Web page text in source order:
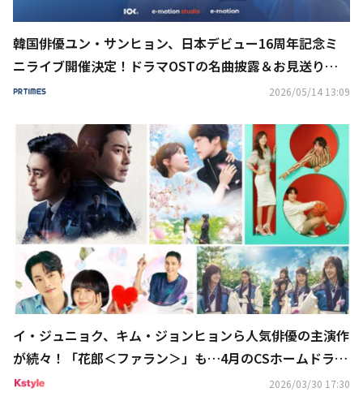
韓国俳優ユン・サンヒョン、日本デビュー16周年記念ミ
ニライブ開催決定！ドラマOSTの名曲披露＆お見送り握
手会も
2026/05/14 13:09
イ・ジュニョク、キム・ジョンヒョンら人気俳優の主演作
が続々！「花郎＜ファラン＞」も…4月のCSホームドラマ
チャンネルも豊富
2026/03/30 17:30